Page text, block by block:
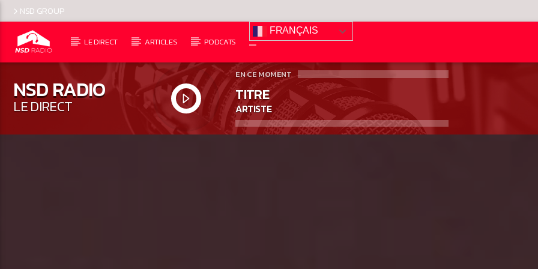
NSD GROUP
LE DIRECT ARTICLES PODCATS
FRANÇAIS
NSD RADIO
LE DIRECT
EN CE MOMENT
TITRE
ARTISTE